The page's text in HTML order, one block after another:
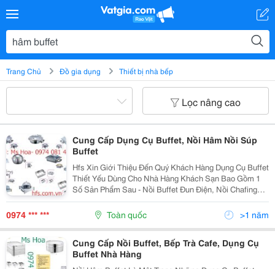
Trang Chủ Đồ gia dụng Thiết bị nhà bếp
Lọc nâng cao
Cung Cấp Dụng Cụ Buffet, Nồi Hâm Nồi Súp
Buffet
Hfs Xin Giới Thiệu Đến Quý Khách Hàng Dụng Cụ Buffet
Thiết Yếu Dùng Cho Nhà Hàng Khách Sạn Bao Gồm 1
Số Sản Phẩm Sau - Nồi Buffet Đun Điện, Nồi Chafing
Dish, Nồi Soup Đơn, Nồi Súp Đôi, Nồi Hâm Buffet Tròn,
Nồi Hâm Buffet Chữ Nhật, Nồi Buffet Đun...
0974 *** *** Toàn quốc >1 năm
Cung Cấp Nồi Buffet, Bếp Trà Cafe, Dụng Cụ
Buffet Nhà Hàng